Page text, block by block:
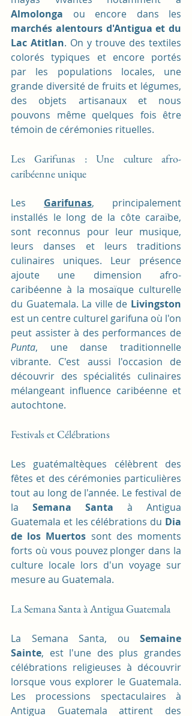
Almolonga
marchés alentours d'Antigua et du
Lac Atitlan. On y trouve des textiles
colorés typiques et encore portés
par les populations locales, une
grande diversité de fruits et légumes,
des objets artisanaux et nous
pouvons même quelques fois être
témoin de cérémonies rituelles.
Les Garifunas : Une culture afro-
caribéenne unique
Les Garifunas, principalement
installés le long de la côte caraïbe,
sont reconnus pour leur musique,
leurs danses et leurs traditions
culinaires uniques. Leur présence
ajoute une dimension afro-
caribéenne à la mosaïque culturelle
du Guatemala. La ville de Livingston
est un centre culturel garifuna où l'on
Punta, une danse traditionnelle
vibrante. C'est aussi l'occasion de
découvrir des spécialités culinaires
mélangeant influence caribéenne et
autochtone.
Festivals et Célébrations
Les guatémaltèques célèbrent des
fêtes et des cérémonies particulières
tout au long de l'année. Le festival de
la Semana Santa à Antigua
Guatemala et les célébrations du Dia
de los Muertos sont des moments
forts où vous pouvez plonger dans la
culture locale lors d'un voyage sur
mesure au Guatemala.
La Semana Santa à Antigua Guatemala
La Semana Santa, ou Semaine
Sainte, est l'une des plus grandes
célébrations religieuses à découvrir
lorsque vous explorer le Guatemala.
Les processions spectaculaires à
Antigua Guatemala attirent des